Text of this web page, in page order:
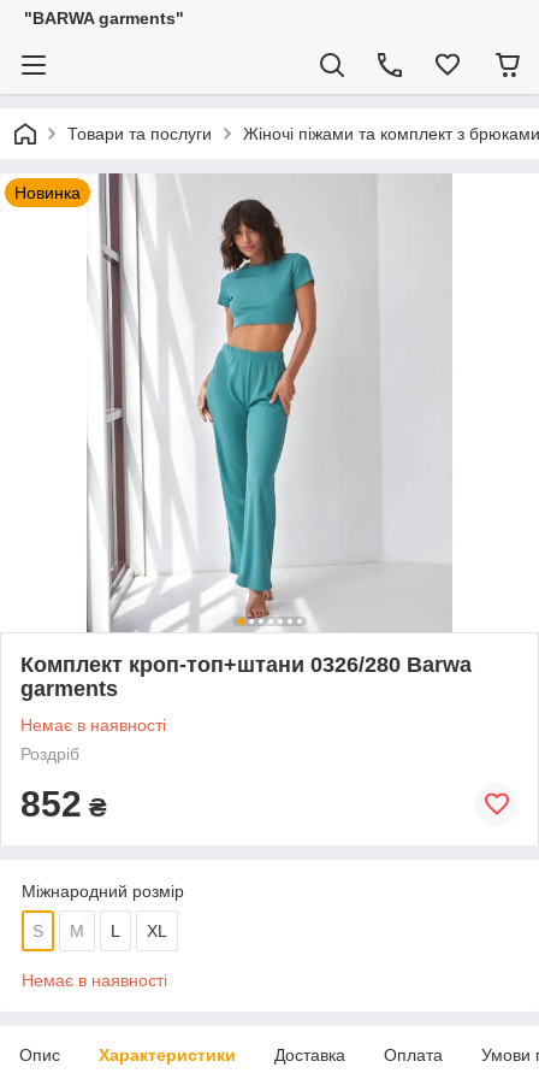
"BARWA garments"
Товари та послуги Жіночі піжами та комплект з брюками
Новинка
Комплект кроп-топ+штани 0326/280 Barwa
garments
Немає в наявності
Роздріб
852 ₴
Міжнародний розмір
S M L XL
Немає в наявності
Опис Характеристики Доставка Оплата Умови